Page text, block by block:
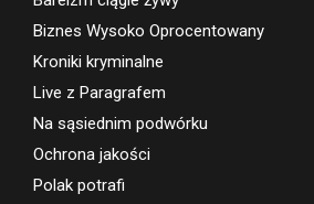
Biznes Wysoko Oprocentowany
Kroniki kryminalne
Live z Paragrafem
Na sąsiednim podwórku
Ochrona jakości
Polak potrafi